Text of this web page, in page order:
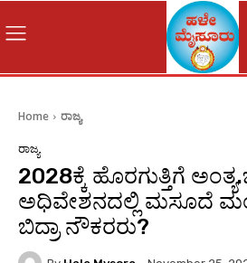
Home ರಾಜ್ಯ
ರಾಜ್ಯ
2028ಕ್ಕೆ ಹೊರಗುತ್ತಿಗೆ
ಅಧಿವೇಶನದಲ್ಲಿ ಮಸೂದೆ
ಬಿದ್ರಾ ನೌಕರರು?